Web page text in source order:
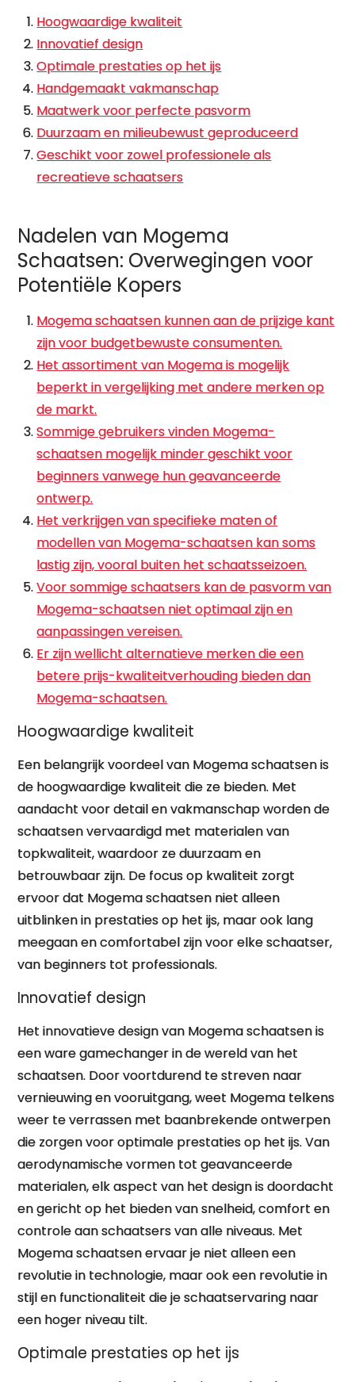
Hoogwaardige kwaliteit
Innovatief design
Optimale prestaties op het ijs
Handgemaakt vakmanschap
Maatwerk voor perfecte pasvorm
Duurzaam en milieubewust geproduceerd
Geschikt voor zowel professionele als
recreatieve schaatsers
Nadelen van Mogema
Schaatsen: Overwegingen voor
Potentiële Kopers
Mogema schaatsen kunnen aan de prijzige kant
zijn voor budgetbewuste consumenten.
Het assortiment van Mogema is mogelijk
beperkt in vergelijking met andere merken op
de markt.
Sommige gebruikers vinden Mogema-
schaatsen mogelijk minder geschikt voor
beginners vanwege hun geavanceerde
ontwerp.
Het verkrijgen van specifieke maten of
modellen van Mogema-schaatsen kan soms
lastig zijn, vooral buiten het schaatsseizoen.
Voor sommige schaatsers kan de pasvorm van
Mogema-schaatsen niet optimaal zijn en
aanpassingen vereisen.
Er zijn wellicht alternatieve merken die een
betere prijs-kwaliteitverhouding bieden dan
Mogema-schaatsen.
Hoogwaardige kwaliteit
Een belangrijk voordeel van Mogema schaatsen is
de hoogwaardige kwaliteit die ze bieden. Met
aandacht voor detail en vakmanschap worden de
schaatsen vervaardigd met materialen van
topkwaliteit, waardoor ze duurzaam en
betrouwbaar zijn. De focus op kwaliteit zorgt
ervoor dat Mogema schaatsen niet alleen
uitblinken in prestaties op het ijs, maar ook lang
meegaan en comfortabel zijn voor elke schaatser,
van beginners tot professionals.
Innovatief design
Het innovatieve design van Mogema schaatsen is
een ware gamechanger in de wereld van het
schaatsen. Door voortdurend te streven naar
vernieuwing en vooruitgang, weet Mogema telkens
weer te verrassen met baanbrekende ontwerpen
die zorgen voor optimale prestaties op het ijs. Van
aerodynamische vormen tot geavanceerde
materialen, elk aspect van het design is doordacht
en gericht op het bieden van snelheid, comfort en
controle aan schaatsers van alle niveaus. Met
Mogema schaatsen ervaar je niet alleen een
revolutie in technologie, maar ook een revolutie in
stijl en functionaliteit die je schaatservaring naar
een hoger niveau tilt.
Optimale prestaties op het ijs